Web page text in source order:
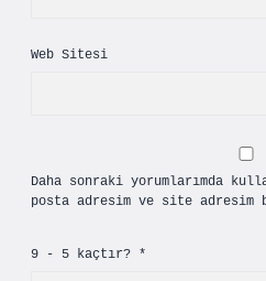
Web Sitesi
Daha sonraki yorumlarımda
posta adresim ve site adresim
9 - 5 kaçtır? *